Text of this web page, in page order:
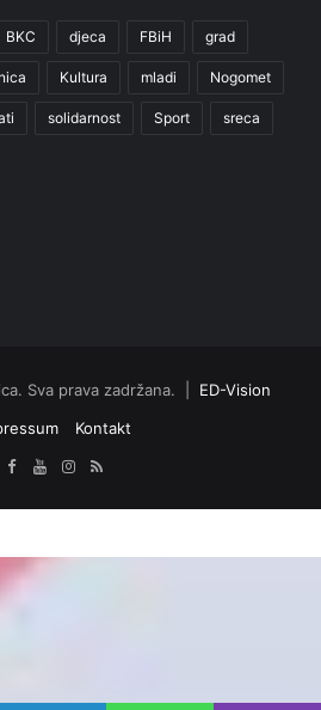
BKC djeca FBiH grad
Kultura mladi Nogomet
solidarnost Sport sreca
Sva prava zadržana. | ED-Vision
Kontakt